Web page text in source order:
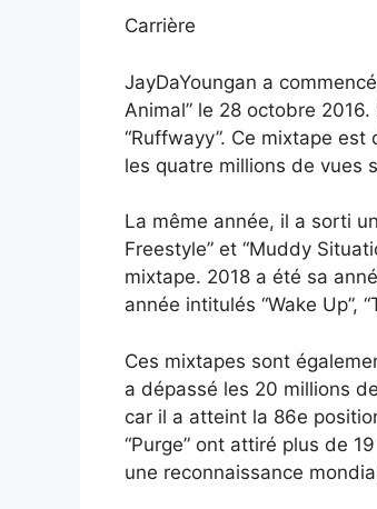
Carrière
JayDaYoungan a
Animal” le 28 octobre
“Ruffwayy”. Ce mixtape
les quatre millions de vues
La même année, il a sorti
Freestyle” et “Muddy
mixtape. 2018 a été sa
année intitulés “Wake Up”,
Ces mixtapes sont
a dépassé les 20 millions
car il a atteint la 86e
“Purge” ont attiré plus de
une reconnaissance